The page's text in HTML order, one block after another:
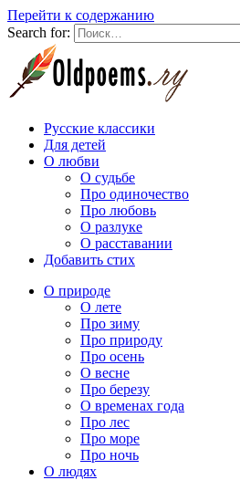
Перейти к содержанию
Search for:
Русские классики
Для детей
О любви
О судьбе
Про одиночество
Про любовь
О разлуке
О расставании
Добавить стих
О природе
О лете
Про зиму
Про природу
Про осень
О весне
Про березу
О временах года
Про лес
Про море
Про ночь
О людях